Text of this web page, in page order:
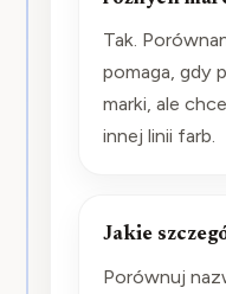
Tak.
pomaga, gdy
marki, ale
innej linii farb.
Jakie
Porównuj